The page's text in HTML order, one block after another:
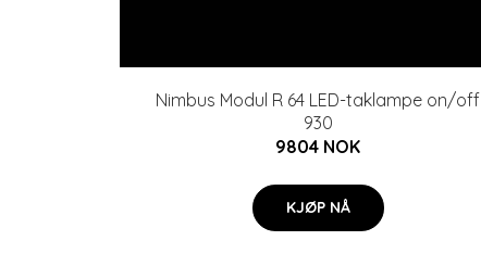
Nimbus Modul R 64 LED-taklampe on/off
930
9804 NOK
KJØP NÅ